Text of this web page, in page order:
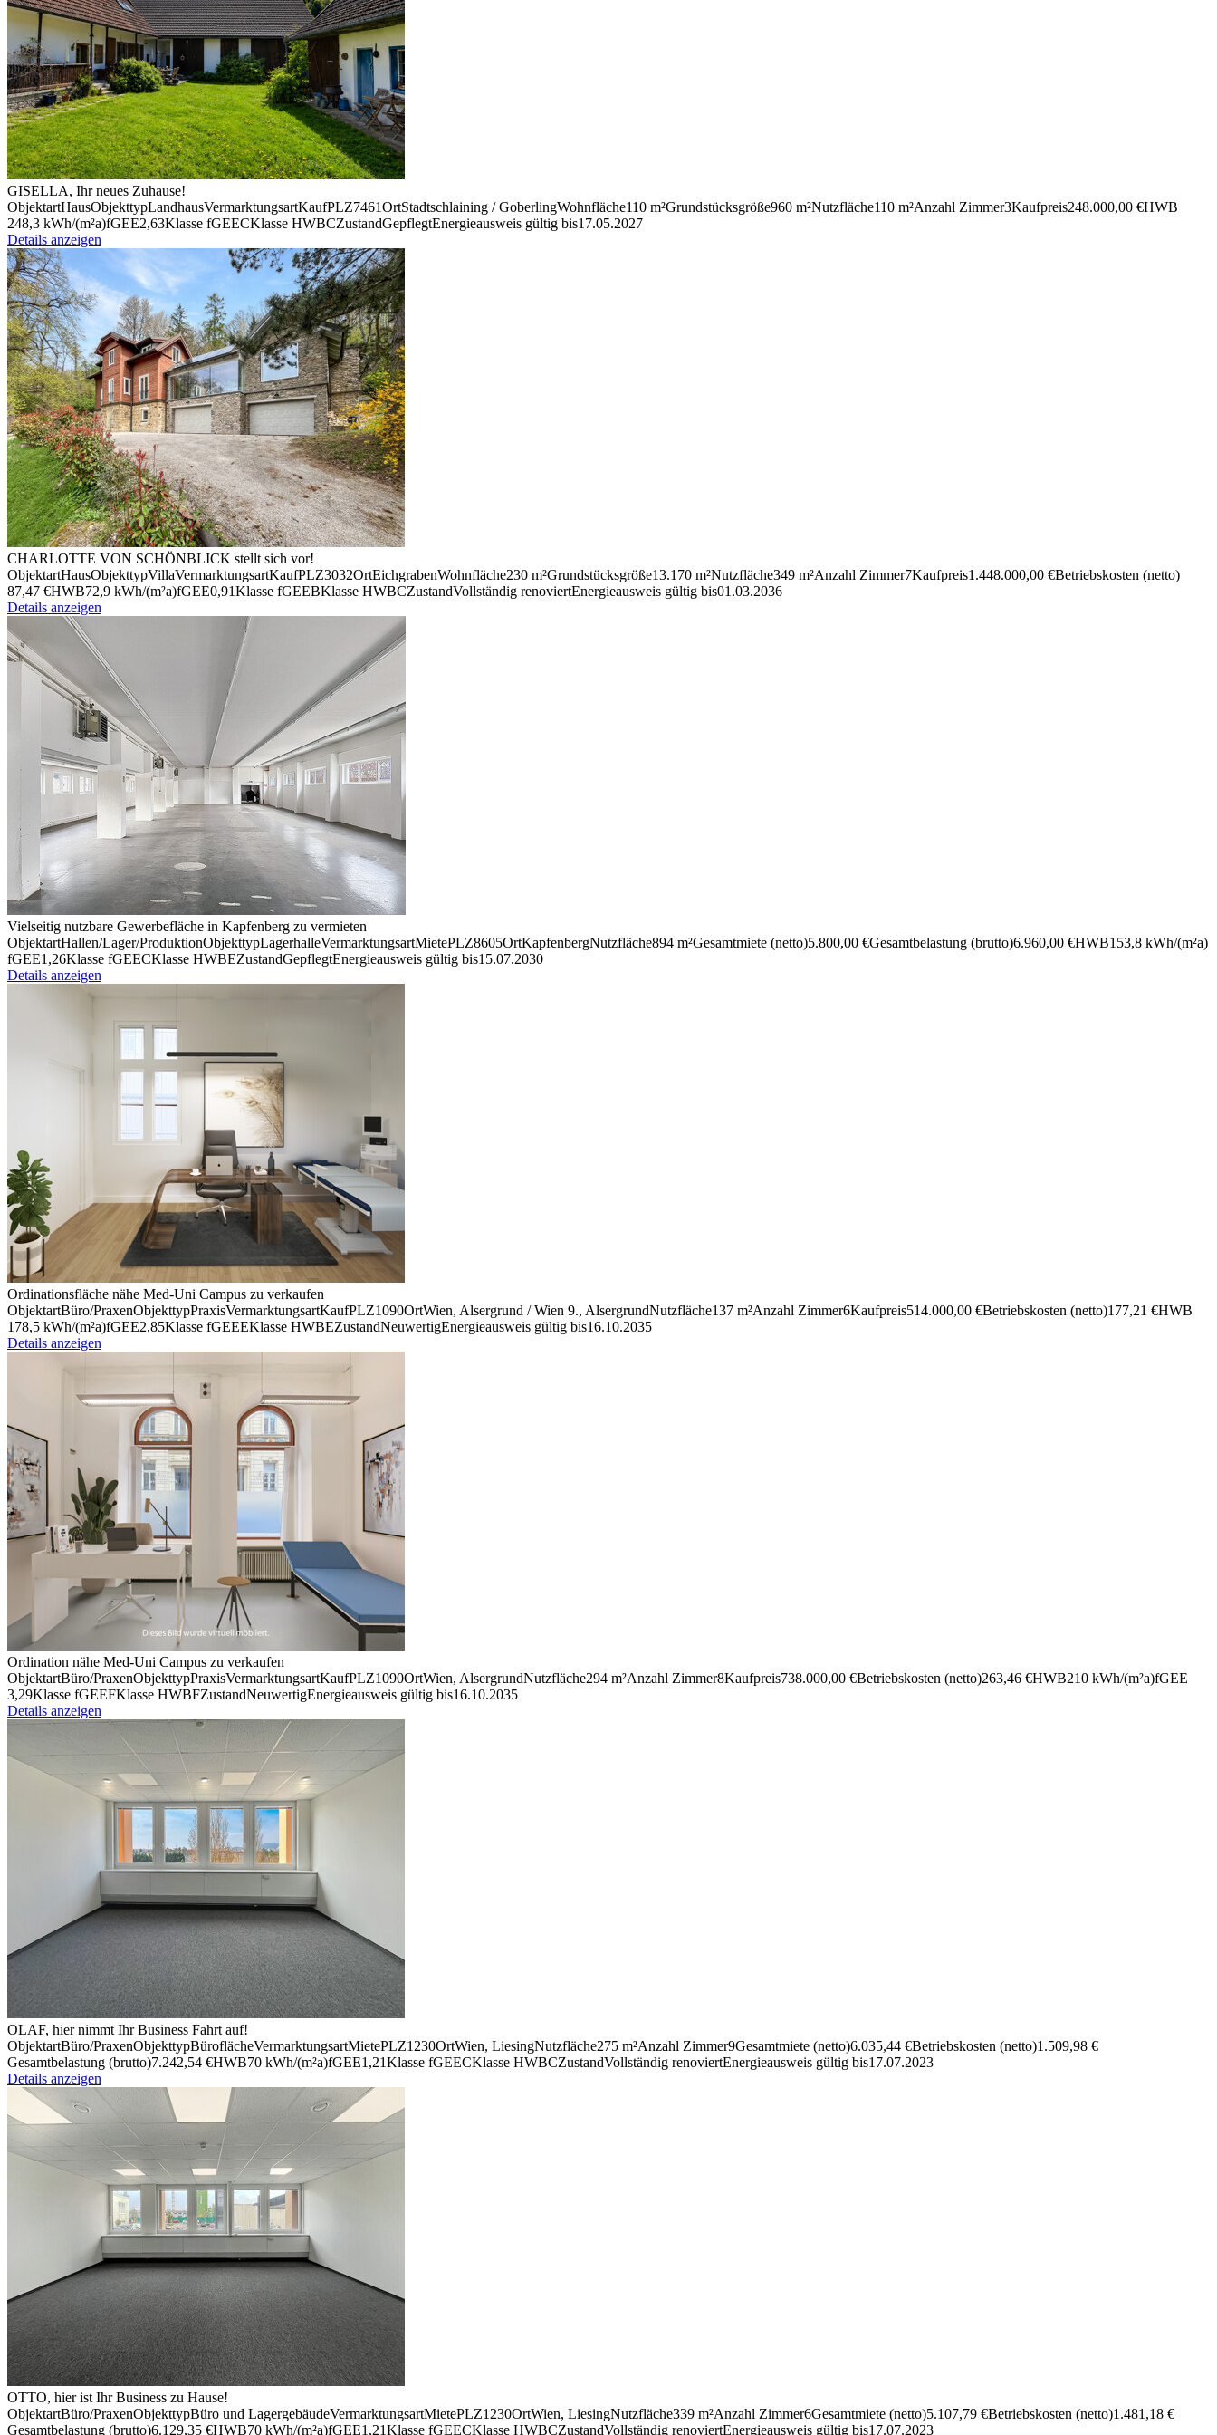
GISELLA, Ihr neues Zuhause!
ObjektartHausObjekttypLand­hausVermark­tungsartKaufPLZ7461OrtStadt­sch­lai­ning /​ Gober­lingWohn­fläche110 m²Grund­stücks­größe960 m²Nutz­fläche110 m²Anzahl Zimmer3Kauf­preis248.000,00 €HWB
248,3 kWh/(m²a)fGEE2,63Klasse fGEECKlasse HWBCZustandGepflegtEner­gie­aus­weis gültig bis17.05.2027
Details anzeigen
CHARLOTTE VON SCHÖNBLICK stellt sich vor!
ObjektartHausObjekttypVillaVermark­tungsartKaufPLZ3032OrtEich­grabenWohn­fläche230 m²Grund­stücks­größe13.170 m²Nutz­fläche349 m²Anzahl Zimmer7Kauf­preis1.448.000,00 €Betriebs­kosten (netto)
87,47 €HWB72,9 kWh/(m²a)fGEE0,91Klasse fGEEBKlasse HWBCZustandVoll­ständig reno­viertEner­gie­aus­weis gültig bis01.03.2036
Details anzeigen
Vielseitig nutzbare Gewerbefläche in Kapfenberg zu vermieten
ObjektartHallen/​Lager/​ProduktionObjekttypLager­halleVermark­tungsartMietePLZ8605OrtKapfen­bergNutz­fläche894 m²Gesamt­miete (netto)5.800,00 €Gesamt­be­las­tung (brutto)6.960,00 €HWB153,8 kWh/(m²a)
fGEE1,26Klasse fGEECKlasse HWBEZustandGepflegtEner­gie­aus­weis gültig bis15.07.2030
Details anzeigen
Ordinationsfläche nähe Med-Uni Campus zu verkaufen
ObjektartBüro/​PraxenObjekttypPraxisVermark­tungsartKaufPLZ1090OrtWien, Alser­grund /​ Wien 9., Alser­grundNutz­fläche137 m²Anzahl Zimmer6Kauf­preis514.000,00 €Betriebs­kosten (netto)177,21 €HWB
178,5 kWh/(m²a)fGEE2,85Klasse fGEEEKlasse HWBEZustandNeuwertigEner­gie­aus­weis gültig bis16.10.2035
Details anzeigen
Ordination nähe Med-Uni Campus zu verkaufen
ObjektartBüro/​PraxenObjekttypPraxisVermark­tungsartKaufPLZ1090OrtWien, Alser­grundNutz­fläche294 m²Anzahl Zimmer8Kauf­preis738.000,00 €Betriebs­kosten (netto)263,46 €HWB210 kWh/(m²a)fGEE
3,29Klasse fGEEFKlasse HWBFZustandNeuwertigEner­gie­aus­weis gültig bis16.10.2035
Details anzeigen
OLAF, hier nimmt Ihr Business Fahrt auf!
ObjektartBüro/​PraxenObjekttypBüro­flächeVermark­tungsartMietePLZ1230OrtWien, LiesingNutz­fläche275 m²Anzahl Zimmer9Gesamt­miete (netto)6.035,44 €Betriebs­kosten (netto)1.509,98 €
Gesamt­be­las­tung (brutto)7.242,54 €HWB70 kWh/(m²a)fGEE1,21Klasse fGEECKlasse HWBCZustandVoll­ständig reno­viertEner­gie­aus­weis gültig bis17.07.2023
Details anzeigen
OTTO, hier ist Ihr Business zu Hause!
ObjektartBüro/​PraxenObjekttypBüro und Lager­gebäudeVermark­tungsartMietePLZ1230OrtWien, LiesingNutz­fläche339 m²Anzahl Zimmer6Gesamt­miete (netto)5.107,79 €Betriebs­kosten (netto)1.481,18 €
Gesamt­be­las­tung (brutto)6.129,35 €HWB70 kWh/(m²a)fGEE1,21Klasse fGEECKlasse HWBCZustandVoll­ständig reno­viertEner­gie­aus­weis gültig bis17.07.2023